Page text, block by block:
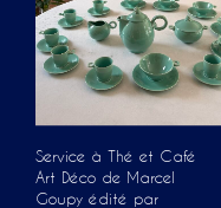
Service à Thé et Café
Art Déco de Marcel
Goupy édité par